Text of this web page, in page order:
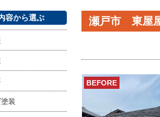
瀬戸市 東屋
BEFORE
容から選ぶ
装